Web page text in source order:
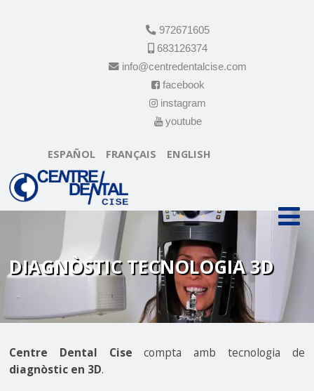
972671605
683126374
info@centredentalcise.com
facebook
instagram
youtube
ESPAÑOL FRANÇAIS ENGLISH
DIAGNÒSTIC TECNOLOGIA 3D
Centre Dental Cise compta amb tecnologia de
diagnòstic en 3D.